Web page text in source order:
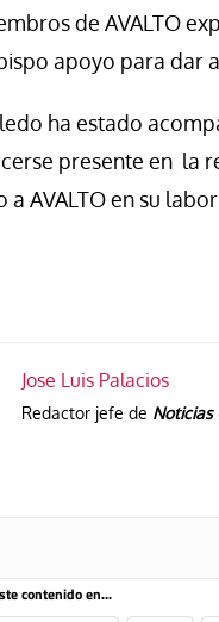
de AVALTO
apoyo para dar
ha estado
presente en la
a AVALTO en su
Jose Luis Palacios
Redactor jefe de Noticias
contenido en...